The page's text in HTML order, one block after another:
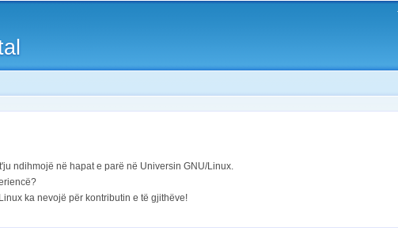
ndihmojë në hapat e parë në Universin GNU/Linux.
ka nevojë për kontributin e të gjithëve!